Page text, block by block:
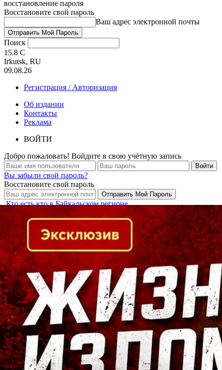
восстановление пароля
Восстановите свой пароль
Ваш адрес электронной почты
Поиск
15.8 C
Irkutsk, RU
09.08.26
Регистрация / Авторизация
Об издании
Контакты
Реклама
ВОЙТИ
Добро пожаловать! Войдите в свою учётную запись
Вы забыли свой пароль?
Восстановите свой пароль
Кто есть кто в Байкальском регионе